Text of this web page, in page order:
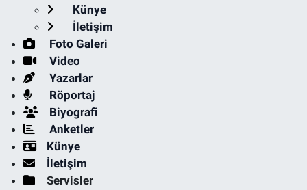
Künye
İletişim
Foto Galeri
Video
Yazarlar
Röportaj
Biyografi
Anketler
Künye
İletişim
Servisler